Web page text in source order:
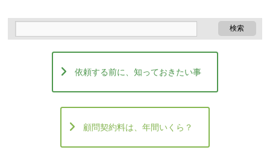
依頼する前に、知っておきたい事
顧問契約料は、年間いくら？